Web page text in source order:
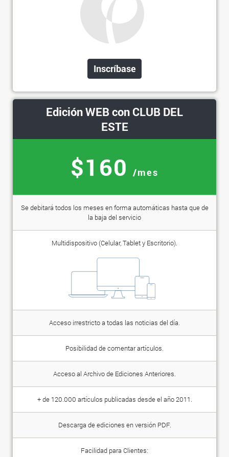
Inscríbase
Edición WEB con CLUB DEL
ESTE
$160 /mes
Se debitará todos los meses en forma automáticas hasta que de
la baja del servicio
Multidispositivo (Celular, Tablet y Escritorio).
Acceso irrestricto a todas las noticias del día.
Posibilidad de comentar artículos.
Acceso al Archivo de Ediciones Anteriores.
+ de 120.000 artículos publicadas desde el año 2011.
Descarga de ediciones en versión PDF.
Facilidad para Clientes: